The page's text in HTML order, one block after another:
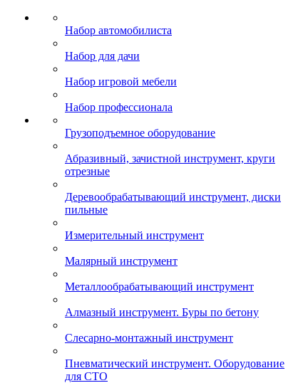
Набор автомобилиста
Набор для дачи
Набор игровой мебели
Набор профессионала
Грузоподъемное оборудование
Абразивный, зачистной инструмент, круги
отрезные
Деревообрабатывающий инструмент, диски
пильные
Измерительный инструмент
Малярный инструмент
Металлообрабатывающий инструмент
Алмазный инструмент. Буры по бетону
Слесарно-монтажный инструмент
Пневматический инструмент. Оборудование
для СТО